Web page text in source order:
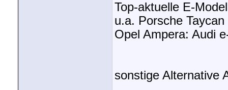
Top-aktuelle E-
u.a. Porsche
Opel Ampera: Audi
sonstige Alternative